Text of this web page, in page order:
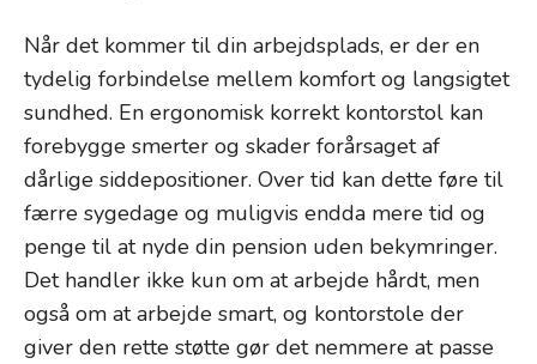
Når det kommer til din arbejdsplads, er der en
tydelig forbindelse mellem komfort og langsigtet
sundhed. En ergonomisk korrekt kontorstol kan
forebygge smerter og skader forårsaget af
dårlige siddepositioner. Over tid kan dette føre til
færre sygedage og muligvis endda mere tid og
penge til at nyde din pension uden bekymringer.
Det handler ikke kun om at arbejde hårdt, men
også om at arbejde smart, og kontorstole der
giver den rette støtte gør det nemmere at passe